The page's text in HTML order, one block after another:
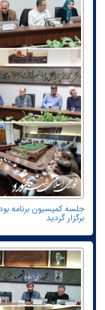
جلسه کمیسیون برنامه
برگزار گردید